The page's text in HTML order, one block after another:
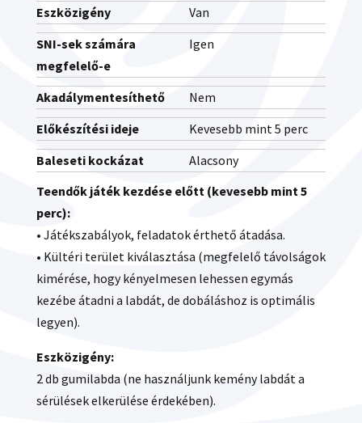
Eszközigény
Van
SNI-sek számára
megfelelő-e
Igen
Akadálymentesíthető
Nem
Előkészítési ideje
Kevesebb mint 5 perc
Baleseti kockázat
Alacsony
Teendők játék kezdése előtt (kevesebb mint 5
perc):
• Játékszabályok, feladatok érthető átadása.
• Kültéri terület kiválasztása (megfelelő távolságok
kimérése, hogy kényelmesen lehessen egymás
kezébe átadni a labdát, de dobáláshoz is optimális
legyen).
Eszközigény:
2 db gumilabda (ne használjunk kemény labdát a
sérülések elkerülése érdekében).